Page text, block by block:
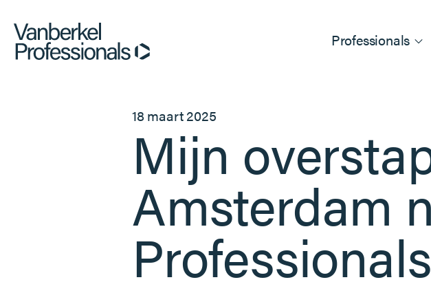
Professionals
18 maart 2025
Mijn
Amsterdam
Professionals